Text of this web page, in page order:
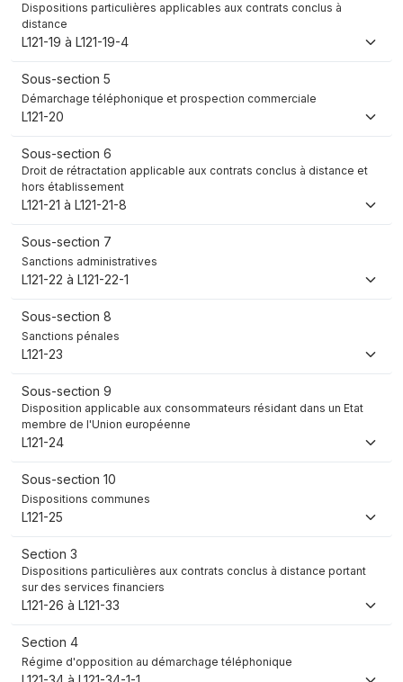
Dispositions particulières applicables aux contrats conclus à
distance
L121-19 à L121-19-4
Sous-section 5
Démarchage téléphonique et prospection commerciale
L121-20
Sous-section 6
Droit de rétractation applicable aux contrats conclus à distance et
hors établissement
L121-21 à L121-21-8
Sous-section 7
Sanctions administratives
L121-22 à L121-22-1
Sous-section 8
Sanctions pénales
L121-23
Sous-section 9
Disposition applicable aux consommateurs résidant dans un Etat
membre de l'Union européenne
L121-24
Sous-section 10
Dispositions communes
L121-25
Section 3
Dispositions particulières aux contrats conclus à distance portant
sur des services financiers
L121-26 à L121-33
Section 4
Régime d'opposition au démarchage téléphonique